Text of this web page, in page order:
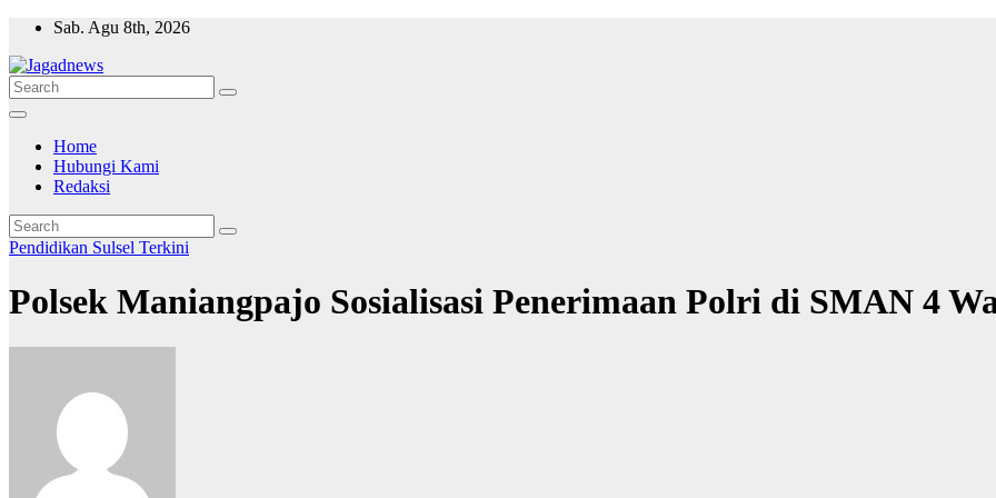
Skip
content
Sab. Agu 8th, 2026
Home
Hubungi Kami
Redaksi
Pendidikan Sulsel Terkini
Polsek Maniangpajo Sosialisasi Penerimaan Polri di SMAN 4